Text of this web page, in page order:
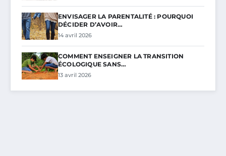
ENVISAGER LA PARENTALITÉ : POURQUOI
DÉCIDER D’AVOIR…
14 avril 2026
COMMENT ENSEIGNER LA TRANSITION
ÉCOLOGIQUE SANS…
13 avril 2026